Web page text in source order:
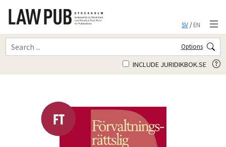
SV/EN
Options
INCLUDE JURIDIKBOK.SE